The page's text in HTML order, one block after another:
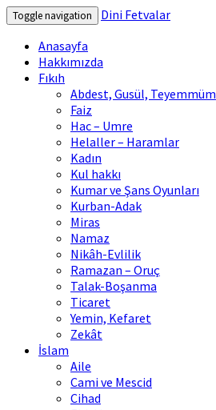
Toggle navigation
Dini Fetvalar
Anasayfa
Hakkımızda
Fıkıh
Abdest, Gusül, Teyemmüm
Faiz
Hac – Umre
Helaller – Haramlar
Kadın
Kul hakkı
Kumar ve Şans Oyunları
Kurban-Adak
Miras
Namaz
Nikâh-Evlilik
Ramazan – Oruç
Talak-Boşanma
Ticaret
Yemin, Kefaret
Zekât
İslam
Aile
Cami ve Mescid
Cihad